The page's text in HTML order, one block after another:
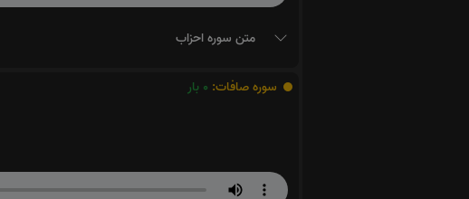
متن سوره احزاب
سوره صافات: 0 بار